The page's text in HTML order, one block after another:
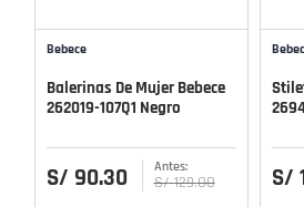
Bebece
Balerinas De Mujer Bebece
262019-107Q1 Negro
S/ 90.30 S/ 129.00 S/